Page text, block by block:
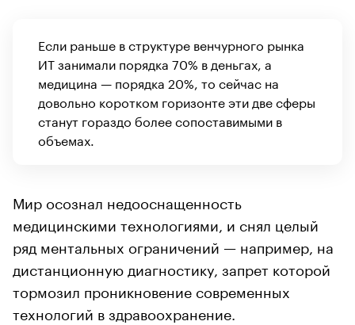
Если раньше в структуре венчурного рынка
ИТ занимали порядка 70% в деньгах, а
медицина — порядка 20%, то сейчас на
довольно коротком горизонте эти две сферы
станут гораздо более сопоставимыми в
объемах.
Мир осознал недооснащенность
медицинскими технологиями, и снял целый
ряд ментальных ограничений — например, на
дистанционную диагностику, запрет которой
тормозил проникновение современных
технологий в здравоохранение.